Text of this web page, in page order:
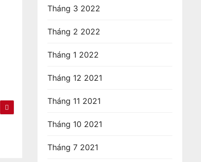
Tháng 3 2022
Tháng 2 2022
Tháng 1 2022
Tháng 12 2021
Tháng 11 2021
Tháng 10 2021
Tháng 7 2021